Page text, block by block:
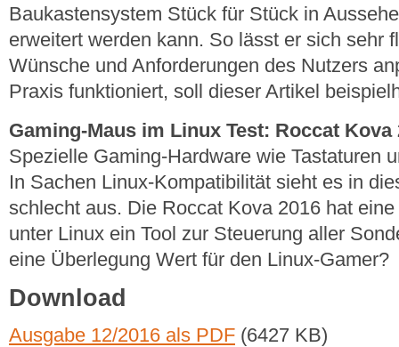
Baukastensystem Stück für Stück in
erweitert werden kann. So lässt er sich sehr
Wünsche und Anforderungen des Nutzers
Praxis funktioniert, soll dieser Artikel
Gaming-Maus im Linux Test: Roccat Kova
Spezielle Gaming-Hardware wie Tastaturen
In Sachen Linux-Kompatibilität sieht es in
schlecht aus. Die Roccat Kova 2016 hat
unter Linux ein Tool zur Steuerung aller
eine Überlegung Wert für den Linux-Gamer?
Download
Ausgabe 12/2016 als PDF (6427 KB)